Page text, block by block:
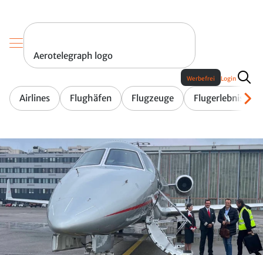
Aerotelegraph logo
Airlines Flughäfen Flugzeuge Flugerlebnis
Werbefrei Login